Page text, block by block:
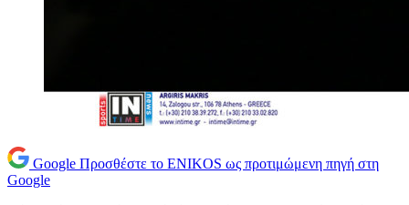
Google Προσθέστε το ENIKOS ως προτιμώμενη πηγή στη
Google